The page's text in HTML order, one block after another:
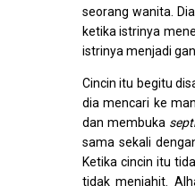
seorang wanita.
ketika istrinya
istrinya menjadi
Cincin itu begitu
dia mencari ke
dan membuka
sama sekali
Ketika cincin itu
tidak menjahit.